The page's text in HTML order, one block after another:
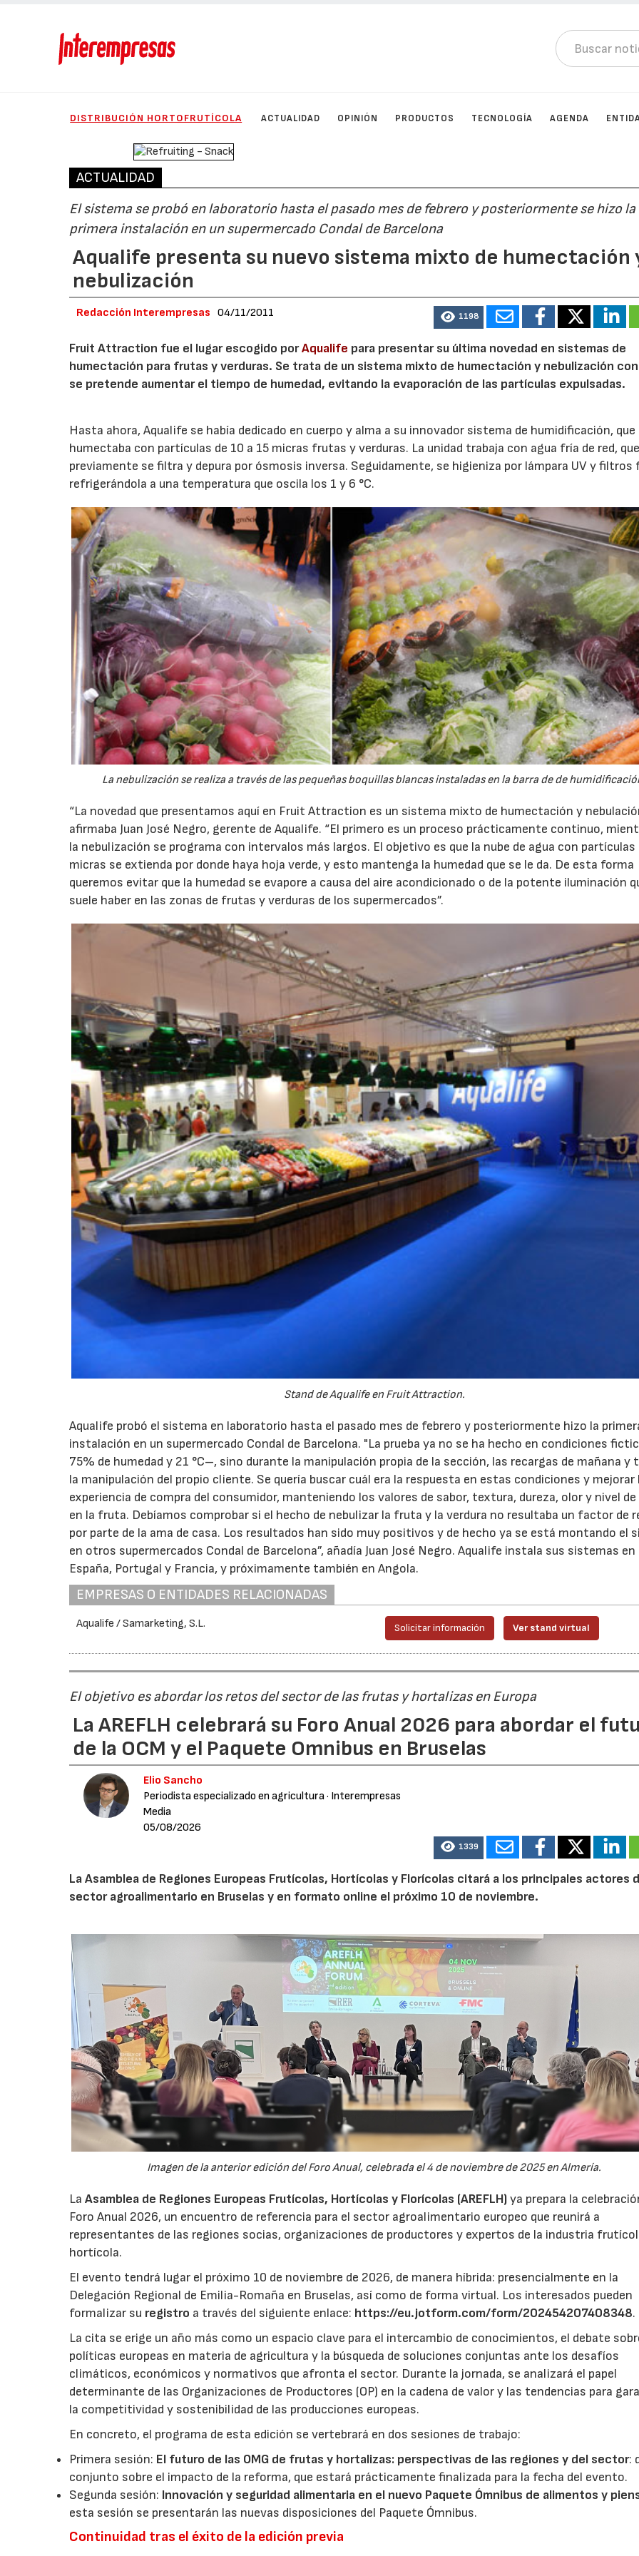
DISTRIBUCIÓN HORTOFRUTÍCOLA ACTUALIDAD OPINIÓN PRODUCTOS TECNOLOGÍA AGENDA
ACTUALIDAD
El sistema se probó en laboratorio hasta el pasado mes de febrero y posteriormente se hizo la
primera instalación en un supermercado Condal de Barcelona
Aqualife presenta su nuevo sistema mixto de humectación
nebulización
Redacción Interempresas 04/11/2011 1198
Fruit Attraction fue el lugar escogido porAqualife para presentar su última novedad en sistemas de
humectación para frutas y verduras. Se trata de un sistema mixto de humectación y nebulización
se pretende aumentar el tiempo de humedad, evitando la evaporación de las partículas expulsadas.
Hasta ahora, Aqualife se había dedicado en cuerpo y alma a su innovador sistema de humidificación, que
humectaba con partículas de 10 a 15 micras frutas y verduras. La unidad trabaja con agua fría de red, que
previamente se filtra y depura por ósmosis inversa. Seguidamente, se higieniza por lámpara UV y filtros
refrigerándola a una temperatura que oscila los 1 y 6 °C.
La nebulización se realiza a través de las pequeñas boquillas blancas instaladas en la barra de de
“La novedad que presentamos aquí en Fruit Attraction es un sistema mixto de humectación y
afirmaba Juan José Negro, gerente de Aqualife. “El primero es un proceso prácticamente continuo,
la nebulización se programa con intervalos más largos. El objetivo es que la nube de agua con partículas
micras se extienda por donde haya hoja verde, y esto mantenga la humedad que se le da. De esta forma
queremos evitar que la humedad se evapore a causa del aire acondicionado o de la potente iluminación
suele haber en las zonas de frutas y verduras de los supermercados”.
Stand de Aqualife en Fruit Attraction.
Aqualife probó el sistema en laboratorio hasta el pasado mes de febrero y posteriormente hizo la
instalación en un supermercado Condal de Barcelona. "La prueba ya no se ha hecho en condiciones
75% de humedad y 21 °C–, sino durante la manipulación propia de la sección, las recargas de mañana y
la manipulación del propio cliente. Se quería buscar cuál era la respuesta en estas condiciones y mejorar
experiencia de compra del consumidor, manteniendo los valores de sabor, textura, dureza, olor y nivel de
en la fruta. Debíamos comprobar si el hecho de nebulizar la fruta y la verdura no resultaba un factor de
por parte de la ama de casa. Los resultados han sido muy positivos y de hecho ya se está montando el
en otros supermercados Condal de Barcelona”, añadía Juan José Negro. Aqualife instala sus sistemas en
España, Portugal y Francia, y próximamente también en Angola.
EMPRESAS O ENTIDADES RELACIONADAS
Aqualife / Samarketing, S.L. Solicitar información Ver stand virtual
El objetivo es abordar los retos del sector de las frutas y hortalizas en Europa
La AREFLH celebrará su Foro Anual 2026 para abordar el
de la OCM y el Paquete Omnibus en Bruselas
Elio Sancho
Periodista especializado en agricultura· Interempresas
Media
05/08/2026
1339
La Asamblea de Regiones Europeas Frutícolas, Hortícolas y Florícolas citará a los principales actores
sector agroalimentario en Bruselas y en formato online el próximo 10 de noviembre.
Imagen de la anterior edición del Foro Anual, celebrada el 4 de noviembre de 2025 en Almería.
LaAsamblea de Regiones Europeas Frutícolas, Hortícolas y Florícolas (AREFLH)ya prepara la
Foro Anual 2026, un encuentro de referencia para el sector agroalimentario europeo que reunirá a
representantes de las regiones socias, organizaciones de productores y expertos de la industria
hortícola.
El evento tendrá lugar el próximo 10 de noviembre de 2026, de manera híbrida: presencialmente en la
Delegación Regional de Emilia-Romaña en Bruselas, así como de forma virtual. Los interesados pueden
formalizar su registro a través del siguiente enlace: https://eu.jotform.com/form/202454207408348.
La cita se erige un año más como un espacio clave para el intercambio de conocimientos, el debate
políticas europeas en materia de agricultura y la búsqueda de soluciones conjuntas ante los desafíos
climáticos, económicos y normativos que afronta el sector. Durante la jornada, se analizará el papel
determinante de las Organizaciones de Productores (OP) en la cadena de valor y las tendencias para
la competitividad y sostenibilidad de las producciones europeas.
En concreto, el programa de esta edición se vertebrará en dos sesiones de trabajo:
Primera sesión: El futuro de las OMG de frutas y hortalizas: perspectivas de las regiones y del sector:
conjunto sobre el impacto de la reforma, que estará prácticamente finalizada para la fecha del evento.
Segunda sesión: Innovación y seguridad alimentaria en el nuevo Paquete Ómnibus de alimentos y
esta sesión se presentarán las nuevas disposiciones del Paquete Ómnibus.
Continuidad tras el éxito de la edición previa